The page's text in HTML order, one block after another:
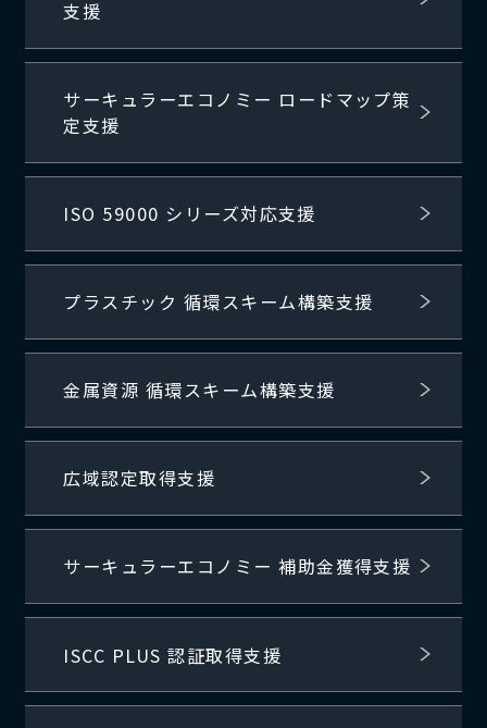
支援
サーキュラーエコノミー ロードマップ策
定支援
ISO 59000 シリーズ対応支援
プラスチック 循環スキーム構築支援
金属資源 循環スキーム構築支援
広域認定取得支援
サーキュラーエコノミー 補助金獲得支援
ISCC PLUS 認証取得支援